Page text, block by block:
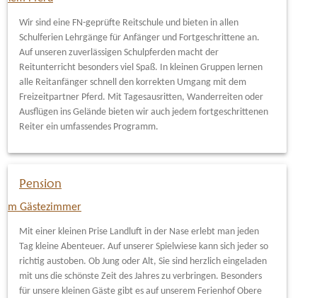
Wir sind eine FN-geprüfte Reitschule und bieten in allen
Schulferien Lehrgänge für Anfänger und Fortgeschrittene an.
Auf unseren zuverlässigen Schulpferden macht der
Reitunterricht besonders viel Spaß. In kleinen Gruppen lernen
alle Reitanfänger schnell den korrekten Umgang mit dem
Freizeitpartner Pferd. Mit Tagesausritten, Wanderreiten oder
Ausflügen ins Gelände bieten wir auch jedem fortgeschrittenen
Reiter ein umfassendes Programm.
Pension
Mit einer kleinen Prise Landluft in der Nase erlebt man jeden
Tag kleine Abenteuer. Auf unserer Spielwiese kann sich jeder so
richtig austoben. Ob Jung oder Alt, Sie sind herzlich eingeladen
mit uns die schönste Zeit des Jahres zu verbringen. Besonders
für unsere kleinen Gäste gibt es auf unserem Ferienhof Obere